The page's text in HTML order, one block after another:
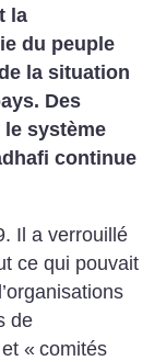
la
du peuple
la situation
Des
système
continue
Il a verrouillé
ce qui pouvait
de
« comités